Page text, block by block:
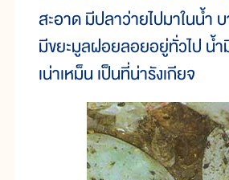
สะอาด มีปลาว่ายไปมาในน้ำ
มีขยะมูลฝอยลอยอยู่ทั่วไป น้
เน่าเหม็น เป็นที่น่ารังเกียจ